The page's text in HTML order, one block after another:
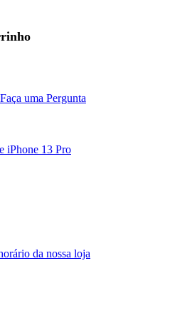
Faça uma Pergunta
iPhone 13 Pro
da nossa loja